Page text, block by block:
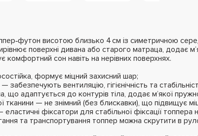
висотою близько 4 см із симетричною
поверхні дивана або старого матраца, додає
комфортний сон навіть на нерівних поверхнях.
формує міцний захисний шар;
вентиляцію, гігієнічність та
що адаптується до контурів тіла, додає м’якої
— не знімний (без блискавки), що підвищує
фіксатори для стабільної фіксації топпера
та транспортування топпер можна скрутити в